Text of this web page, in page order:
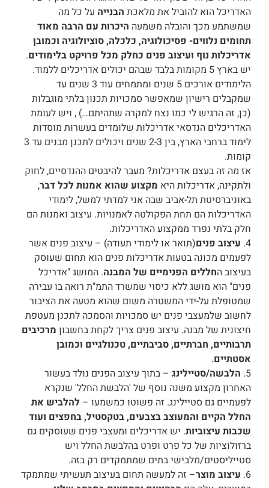
האדריכל הוא להוביל את מלאכת הבנייה על כל מה
שמשתמע מכך והובלה משמעה היכרות עם הרבה מאוד
תחומים נלווים- פסיכולוגיה, כלכלה, סוציולוגיה וכמובן
אדריכלות נוף ועיצוב פנים כחלק מכל פרויקט בלימודים.
יש בארץ 5 מקומות בלבד שבהם יכולים אדריכלים ללמוד.
הלימודים אורכים 5 שנים ומתמחים עוד 3 שנים עד
שמקבלים רישיון שמאפשר סמכויות תכנון בלתי מוגבלות
(כן, זה הרגיש לי כמו נצח למקרה שתהיתם…) , ויש לעומת
האדריכלים הנדסאי אדריכלות שלומדים בעשרות מוסדות
לימוד ברחבי הארץ, בין 2-3 שנים ויכולים לתכנן מבנים עד 3
קומות.
אז מה זה בעצם אדריכלות? מעבר להיבטים ההנדסיים, לחוק
ולתקינה, אדריכלות היא מקצוע שהוא אמנות לכל דבר,
באוניברסיטת תל-אביב שבה אני למדתי למשל, לימודי
האדריכלות הם תחת הפקולטה לאמנויות. עיצוב ואמנות הם
חלק בלתי נפרד ממקצוע האדריכלות.
4. עיצוב פנים(תואר או לימודי תעודה) – עיצוב פנים אשר
לפעמים מכונה בטעות אדריכלות פנים הוא תחום שעוסק
בעיצוב החללים הפנימיים של המבנה. המושג "אדריכל
פנים" הוא מושג ללא כיסוי שמשרד התמ"ת רואה בו עבירה
שמטופלת על-ידי המשטרה משום שהוא מטעה את הציבור
לחשוב שלמעצבי פנים יש סמכויות והסמכה לתכנן מעטפת
חיצונית של מבנה. עיצוב פנים צריך לקחת בחשבון מרכיבים
תרבותיים, חברתיים, סביבתיים, טכנולגיים וכמובן
אסטתיים.
5. הלבשה/סטיילינג – בתוך עיצוב הפנים נולד בעשור
האחרון מקצוע משנה נוסף של 'הלבשת החלל' שנקרא
לפעמיים גם סטיילינג. זה פשוטו כמשמעו – להלביש את
החלל הקיים והמעוצב בצבעים, בטקסטיל, בחפצים ועוד
שכבות עיצוביות. יש אדריכלים ומעצבי פנים שעוסקים גם
ברזולוציות של כל פרט ופרט בהלבשת החלל ויש
סטייליסטים/מלבישי בתים שמתמקדים רק בזה.
6. עיצוב מוצר– זה למעשה תחום בעיצוב תעשיתי שמתמקד